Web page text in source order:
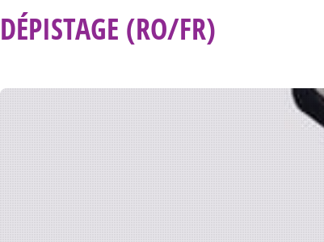
DÉPISTAGE (RO/FR)